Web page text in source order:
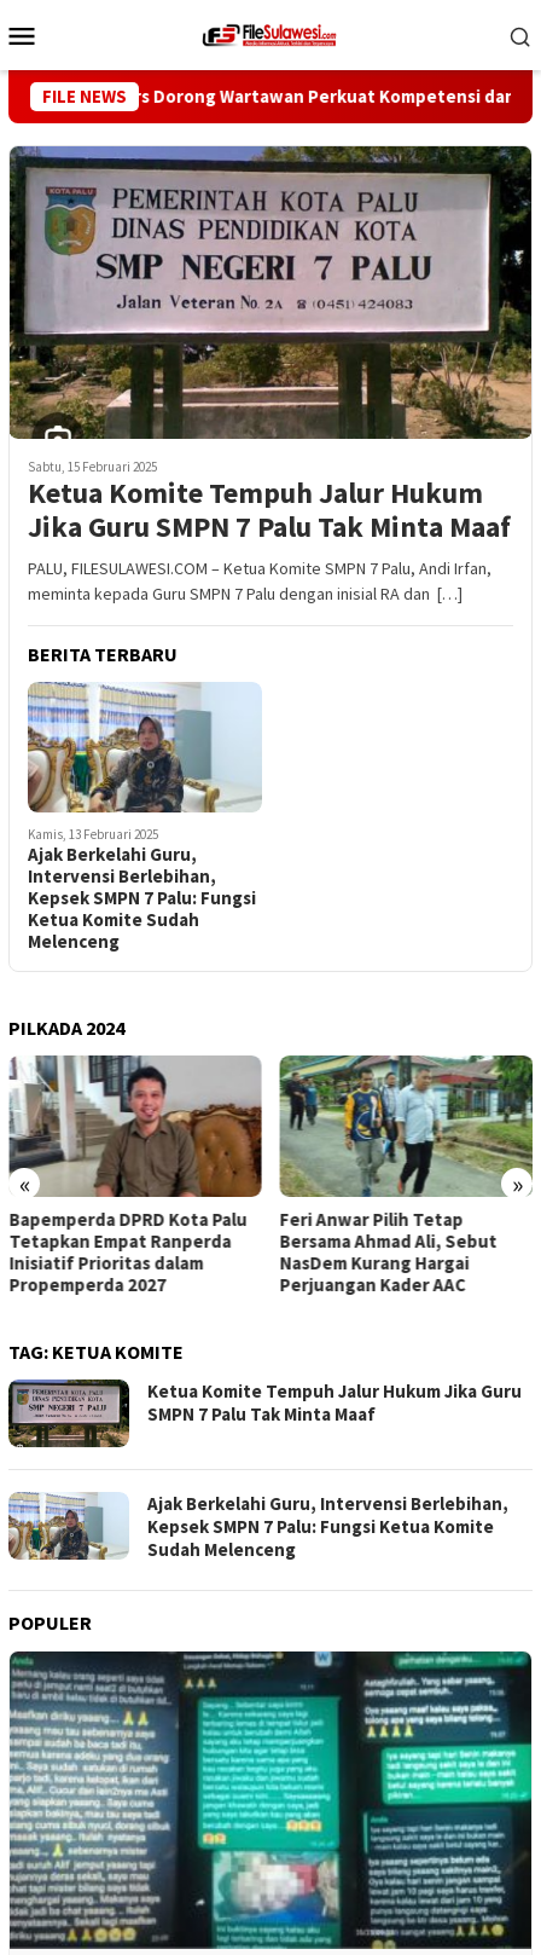
ke
Mobile
FILE NEWS
Dewan Pers Dorong Wartawan Perkuat Kompetensi dan
Sabtu, 15 Februari 2025
Ketua Komite Tempuh Jalur Hukum
Jika Guru SMPN 7 Palu Tak Minta Maaf
PALU, FILESULAWESI.COM – Ketua Komite SMPN 7 Palu, Andi Irfan,
meminta kepada Guru SMPN 7 Palu dengan inisial RA dan […]
BERITA TERBARU
Kamis, 13 Februari 2025
Ajak Berkelahi Guru,
Intervensi Berlebihan,
Kepsek SMPN 7 Palu: Fungsi
Ketua Komite Sudah
Melenceng
PILKADA 2024
« »
Feri Anwar Pilih Tetap
Bersama Ahmad Ali, Sebut
NasDem Kurang Hargai
Perjuangan Kader AAC
Pengurus Inti DPW Partai
Nasdem Sulteng Resmi
Mengundurkan Diri dari
Kepengurusan
TAG: KETUA KOMITE
Ketua Komite Tempuh Jalur Hukum Jika Guru
SMPN 7 Palu Tak Minta Maaf
Ajak Berkelahi Guru, Intervensi Berlebihan,
Kepsek SMPN 7 Palu: Fungsi Ketua Komite
Sudah Melenceng
POPULER